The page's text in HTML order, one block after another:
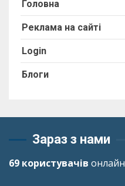
Головна
Реклама на сайті
Login
Блоги
Зараз з нами
69 користувачів онлайн